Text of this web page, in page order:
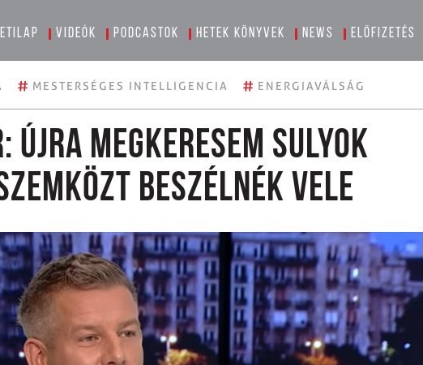
Videók Podcastok Hetek könyvek News Előfizetés
# MESTERSÉGES INTELLIGENCIA # ENERGIAVÁLSÁG
újra megkeresem Sulyok
beszélnék vele